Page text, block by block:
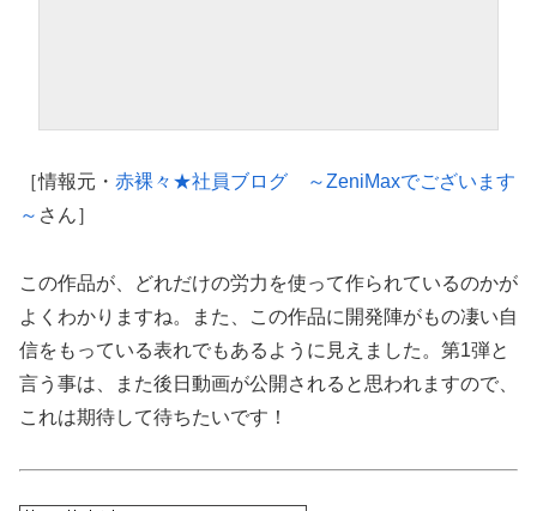
［情報元・ 赤裸々★社員ブログ ～ZeniMaxでございます
～ さん］
この作品が、どれだけの労力を使って作られているのかが
よくわかりますね。また、この作品に開発陣がもの凄い自
信をもっている表れでもあるように見えました。第1弾と
言う事は、また後日動画が公開されると思われますので、
これは期待して待ちたいです！